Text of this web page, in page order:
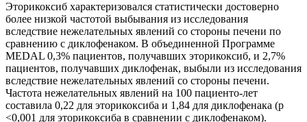
Эторикоксиб характеризовался статистически достоверно
более низкой частотой выбывания из исследования
вследствие нежелательных явлений со стороны печени по
сравнению с диклофенаком. В объединенной Программе
MEDAL 0,3% пациентов, получавших эторикоксиб, и 2,7%
пациентов, получавших диклофенак, выбыли из исследования
вследствие нежелательных явлений со стороны печени.
Частота нежелательных явлений на 100 пациенто-лет
составила 0,22 для эторикоксиба и 1,84 для диклофенака (р
<0,001 для эторикоксиба в сравнении с диклофенаком).